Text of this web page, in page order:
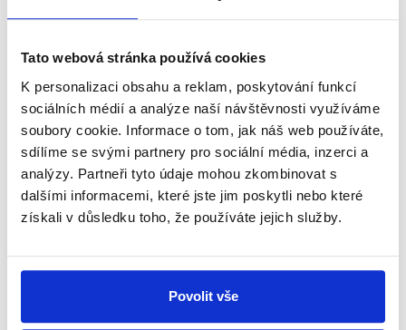
Tato webová stránka používá cookies
K personalizaci obsahu a reklam, poskytování funkcí
sociálních médií a analýze naší návštěvnosti využíváme
soubory cookie. Informace o tom, jak náš web používáte,
sdílíme se svými partnery pro sociální média, inzerci a
analýzy. Partneři tyto údaje mohou zkombinovat s
dalšími informacemi, které jste jim poskytli nebo které
získali v důsledku toho, že používáte jejich služby.
Povolit vše
opakovaně. Stránka publikuje desítky příspěvků
nasbíraly její příspěvky miliony zobrazení,
desítky tisíc sdílení a stovky tisíc zhlédnutí
uvideí. Jak autoři facebookové stránky
sami uvádějí, ČT25 – Pravda bez cenzuryje
součástí širší sítě podobných profilů.
Pavlova kariéra za minulého režimu
Pavel sloužil v armádě (.pdf, str. 5) od roku1983, svou
kariéru v tehdejší Československé lidové armádě
začínaljako velitel čety
u22.výsadkovéhoplukuspeciálního určení